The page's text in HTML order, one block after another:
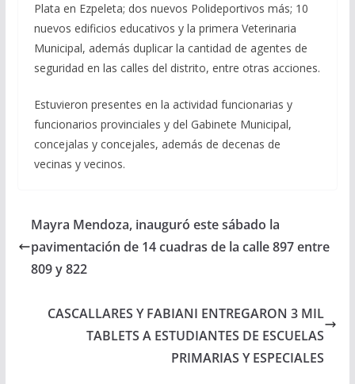
Plata en Ezpeleta; dos nuevos Polideportivos más; 10
nuevos edificios educativos y la primera Veterinaria
Municipal, además duplicar la cantidad de agentes de
seguridad en las calles del distrito, entre otras acciones.
Estuvieron presentes en la actividad funcionarias y
funcionarios provinciales y del Gabinete Municipal,
concejalas y concejales, además de decenas de
vecinas y vecinos.
Mayra Mendoza, inauguró este sábado la
pavimentación de 14 cuadras de la calle 897 entre
809 y 822
CASCALLARES Y FABIANI ENTREGARON 3 MIL
TABLETS A ESTUDIANTES DE ESCUELAS
PRIMARIAS Y ESPECIALES